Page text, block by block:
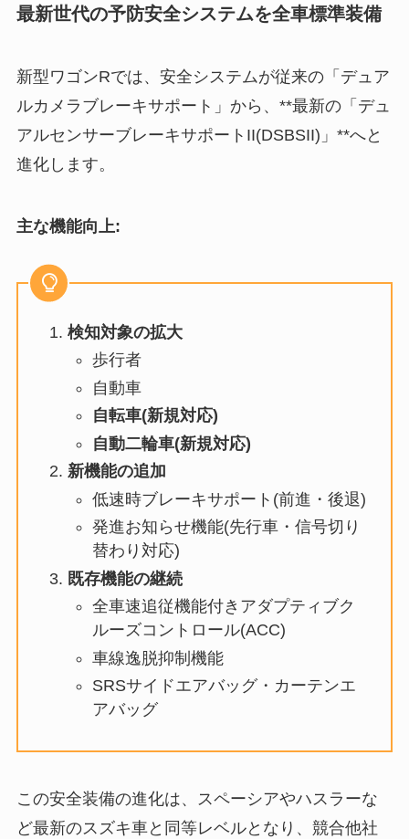
最新世代の予防安全システムを全車標準装備
新型ワゴンRでは、安全システムが従来の「デュア
ルカメラブレーキサポート」から、**最新の「デュ
アルセンサーブレーキサポートII(DSBSII)」**へと
進化します。
主な機能向上:
検知対象の拡大
歩行者
自動車
自転車(新規対応)
自動二輪車(新規対応)
新機能の追加
低速時ブレーキサポート(前進・後退)
発進お知らせ機能(先行車・信号切り
替わり対応)
既存機能の継続
全車速追従機能付きアダプティブク
ルーズコントロール(ACC)
車線逸脱抑制機能
SRSサイドエアバッグ・カーテンエ
アバッグ
この安全装備の進化は、スペーシアやハスラーな
ど最新のスズキ車と同等レベルとなり、競合他社